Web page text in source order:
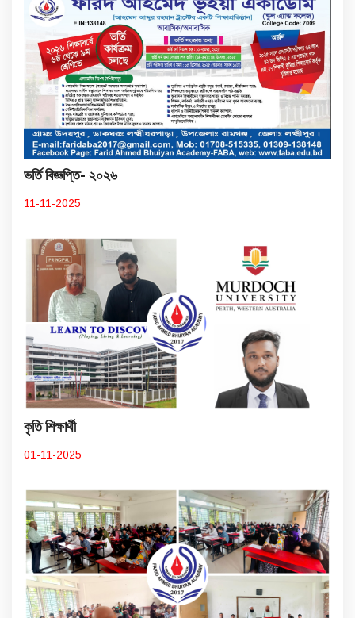
ভর্তি বিজ্ঞপ্তি- ২০২৬
11-11-2025
কৃতি শিক্ষার্থী
01-11-2025